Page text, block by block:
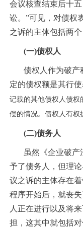
会议核查结束后十
讼。 ”可见，对债权
之诉的主体包括两个
(一)债权人
债权人作为破产
定的债权额是其行使
记载的其他债权人债权
偿的情况。债权人有权
(二)债务人
虽然《企业破
予了债务人，但理
议之诉的主体存在
程序开始后，就丧
人正在进行以及将
担，这其中就包括